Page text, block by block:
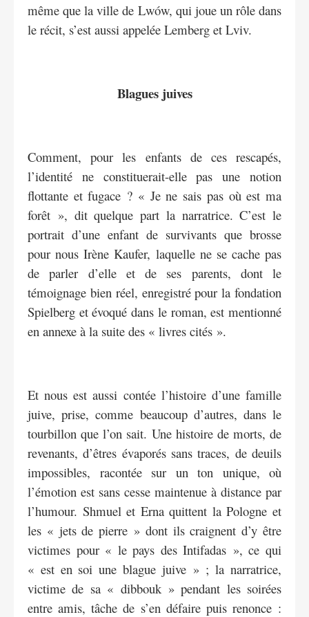
même que la ville de Lwów, qui joue un rôle dans
le récit, s’est aussi appelée Lemberg et Lviv.
Blagues juives
Comment, pour les enfants de ces rescapés,
l’identité ne constituerait-elle pas une notion
flottante et fugace ? « Je ne sais pas où est ma
forêt », dit quelque part la narratrice. C’est le
portrait d’une enfant de survivants que brosse
pour nous Irène Kaufer, laquelle ne se cache pas
de parler d’elle et de ses parents, dont le
témoignage bien réel, enregistré pour la fondation
Spielberg et évoqué dans le roman, est mentionné
en annexe à la suite des « livres cités ».
Et nous est aussi contée l’histoire d’une famille
juive, prise, comme beaucoup d’autres, dans le
tourbillon que l’on sait. Une histoire de morts, de
revenants, d’êtres évaporés sans traces, de deuils
impossibles, racontée sur un ton unique, où
l’émotion est sans cesse maintenue à distance par
l’humour. Shmuel et Erna quittent la Pologne et
les « jets de pierre » dont ils craignent d’y être
victimes pour « le pays des Intifadas », ce qui
« est en soi une blague juive » ; la narratrice,
victime de sa « dibbouk » pendant les soirées
entre amis, tâche de s’en défaire puis renonce :